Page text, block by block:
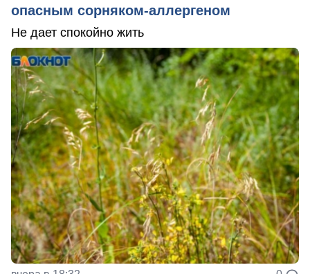
опасным сорняком-аллергеном
Не дает спокойно жить